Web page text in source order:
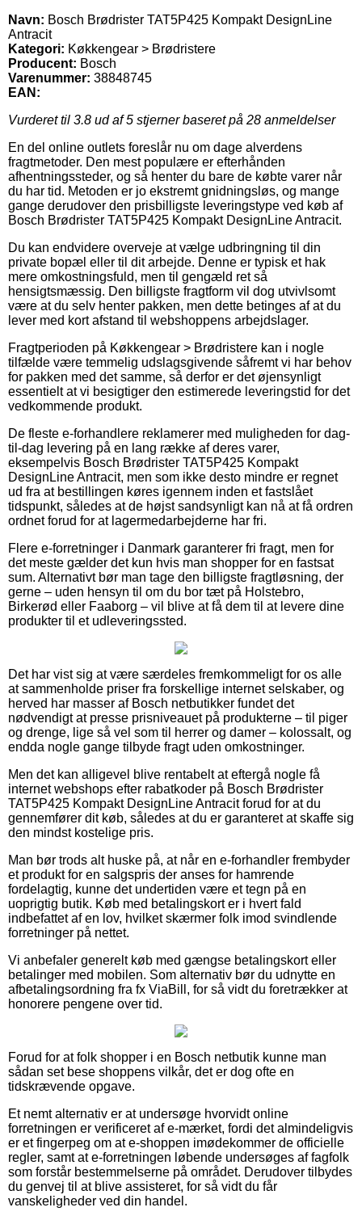
Navn: Bosch Brødrister TAT5P425 Kompakt DesignLine
Antracit
Kategori: Køkkengear > Brødristere
Producent: Bosch
Varenummer: 38848745
EAN:
Vurderet til 3.8 ud af 5 stjerner baseret på 28 anmeldelser
En del online outlets foreslår nu om dage alverdens
fragtmetoder. Den mest populære er efterhånden
afhentningssteder, og så henter du bare de købte varer når
du har tid. Metoden er jo ekstremt gnidningsløs, og mange
gange derudover den prisbilligste leveringstype ved køb af
Bosch Brødrister TAT5P425 Kompakt DesignLine Antracit.
Du kan endvidere overveje at vælge udbringning til din
private bopæl eller til dit arbejde. Denne er typisk et hak
mere omkostningsfuld, men til gengæld ret så
hensigtsmæssig. Den billigste fragtform vil dog utvivlsomt
være at du selv henter pakken, men dette betinges af at du
lever med kort afstand til webshoppens arbejdslager.
Fragtperioden på Køkkengear > Brødristere kan i nogle
tilfælde være temmelig udslagsgivende såfremt vi har behov
for pakken med det samme, så derfor er det øjensynligt
essentielt at vi besigtiger den estimerede leveringstid for det
vedkommende produkt.
De fleste e-forhandlere reklamerer med muligheden for dag-
til-dag levering på en lang række af deres varer,
eksempelvis Bosch Brødrister TAT5P425 Kompakt
DesignLine Antracit, men som ikke desto mindre er regnet
ud fra at bestillingen køres igennem inden et fastslået
tidspunkt, således at de højst sandsynligt kan nå at få ordren
ordnet forud for at lagermedarbejderne har fri.
Flere e-forretninger i Danmark garanterer fri fragt, men for
det meste gælder det kun hvis man shopper for en fastsat
sum. Alternativt bør man tage den billigste fragtløsning, der
gerne – uden hensyn til om du bor tæt på Holstebro,
Birkerød eller Faaborg – vil blive at få dem til at levere dine
produkter til et udleveringssted.
Det har vist sig at være særdeles fremkommeligt for os alle
at sammenholde priser fra forskellige internet selskaber, og
herved har masser af Bosch netbutikker fundet det
nødvendigt at presse prisniveauet på produkterne – til piger
og drenge, lige så vel som til herrer og damer – kolossalt, og
endda nogle gange tilbyde fragt uden omkostninger.
Men det kan alligevel blive rentabelt at eftergå nogle få
internet webshops efter rabatkoder på Bosch Brødrister
TAT5P425 Kompakt DesignLine Antracit forud for at du
gennemfører dit køb, således at du er garanteret at skaffe sig
den mindst kostelige pris.
Man bør trods alt huske på, at når en e-forhandler frembyder
et produkt for en salgspris der anses for hamrende
fordelagtig, kunne det undertiden være et tegn på en
uoprigtig butik. Køb med betalingskort er i hvert fald
indbefattet af en lov, hvilket skærmer folk imod svindlende
forretninger på nettet.
Vi anbefaler generelt køb med gængse betalingskort eller
betalinger med mobilen. Som alternativ bør du udnytte en
afbetalingsordning fra fx ViaBill, for så vidt du foretrækker at
honorere pengene over tid.
Forud for at folk shopper i en Bosch netbutik kunne man
sådan set bese shoppens vilkår, det er dog ofte en
tidskrævende opgave.
Et nemt alternativ er at undersøge hvorvidt online
forretningen er verificeret af e-mærket, fordi det almindeligvis
er et fingerpeg om at e-shoppen imødekommer de officielle
regler, samt at e-forretningen løbende undersøges af fagfolk
som forstår bestemmelserne på området. Derudover tilbydes
du genvej til at blive assisteret, for så vidt du får
vanskeligheder ved din handel.